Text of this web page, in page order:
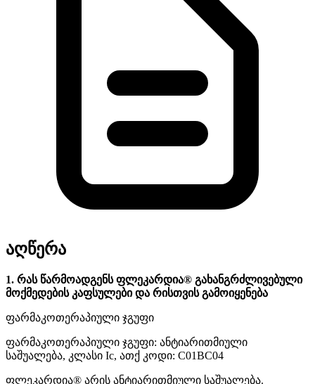
აღწერა
1. რას წარმოადგენს ფლეკარდია® გახანგრძლივებული
მოქმედების კაფსულები და რისთვის გამოიყენება
ფარმაკოთერაპიული ჯგუფი
ფარმაკოთერაპიული ჯგუფი: ანტიარითმიული
საშუალება, კლასი Ic, ათქ კოდი: C01BC04
ფლეკარდია® არის ანტიარითმიული საშუალება.